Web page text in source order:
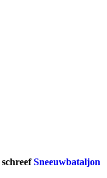
schreefSneeuwbataljon